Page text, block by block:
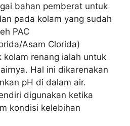
bahan pemberat untuk
pada kolam yang sudah
PAC
Asam Clorida)
kolam renang ialah untuk
Hal ini dikarenakan
pH di dalam air.
digunakan ketika
kondisi kelebihan